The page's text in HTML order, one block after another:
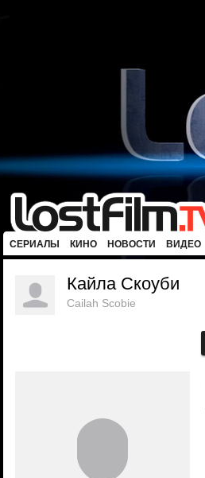
СЕРИАЛЫ КИНО НОВОСТИ ВИДЕО
Кайла Скоуби
Cailah Scobie